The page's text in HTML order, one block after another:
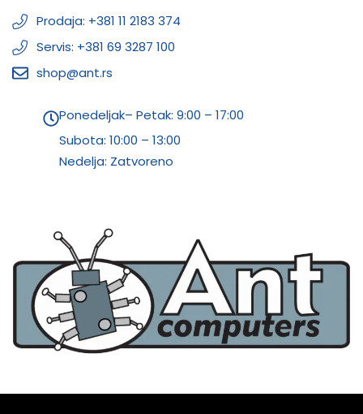
Prodaja: +381 11 2183 374
Servis: +381 69 3287 100
shop@ant.rs
Ponedeljak– Petak: 9:00 – 17:00
Subota: 10:00 – 13:00
Nedelja: Zatvoreno